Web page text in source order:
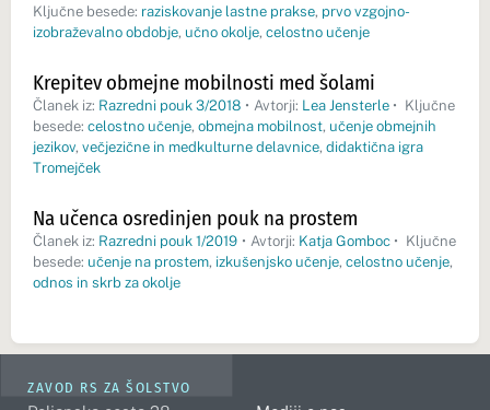
Ključne besede: raziskovanje lastne prakse, prvo vzgojno-
izobraževalno obdobje, učno okolje, celostno učenje
Krepitev obmejne mobilnosti med šolami
Članek iz: Razredni pouk 3/2018 • Avtorji: Lea Jensterle • Ključne
besede: celostno učenje, obmejna mobilnost, učenje obmejnih
jezikov, večjezične in medkulturne delavnice, didaktična igra
Tromejček
Na učenca osredinjen pouk na prostem
Članek iz: Razredni pouk 1/2019 • Avtorji: Katja Gomboc • Ključne
besede: učenje na prostem, izkušenjsko učenje, celostno učenje,
odnos in skrb za okolje
ZAVOD RS ZA ŠOLSTVO